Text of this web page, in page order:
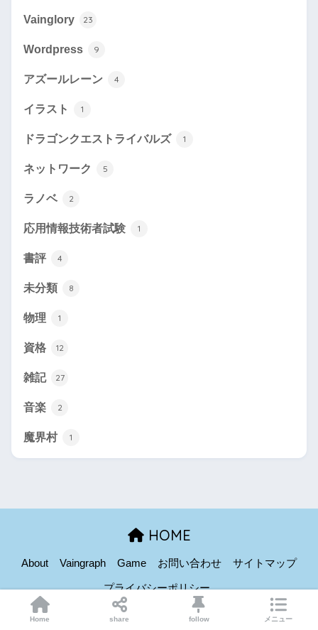
Vainglory 23
Wordpress 9
アズールレーン 4
イラスト 1
ドラゴンクエストライバルズ 1
ネットワーク 5
ラノベ 2
応用情報技術者試験 1
書評 4
未分類 8
物理 1
資格 12
雑記 27
音楽 2
魔界村 1
HOME
About Vaingraph Game お問い合わせ サイトマップ
プライバシーポリシー
© 2026 たむらぼ All rights reserved.
Home share follow メニュー